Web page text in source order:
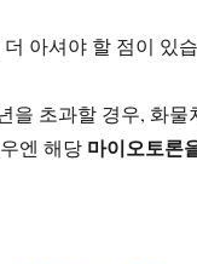
아셔야 할 점이 있
을 초과할 경우, 화물
엔 해당 마이오토론